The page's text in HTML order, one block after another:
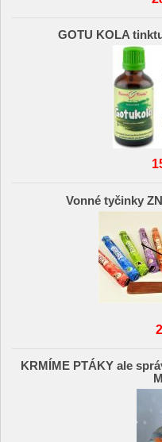
GOTU KOLA
Vonné tyčinky
KRMÍME PTÁKY ale